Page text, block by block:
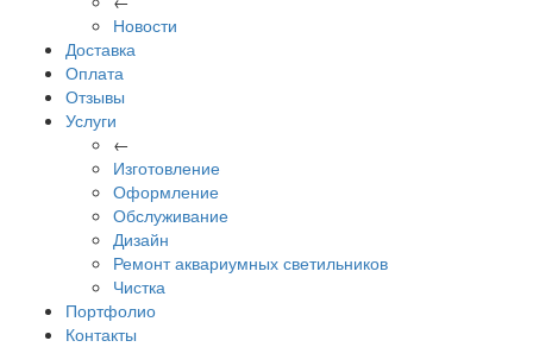
Новости
Доставка
Оплата
Отзывы
Услуги
←
Изготовление
Оформление
Обслуживание
Дизайн
Ремонт аквариумных светильников
Чистка
Портфолио
Контакты